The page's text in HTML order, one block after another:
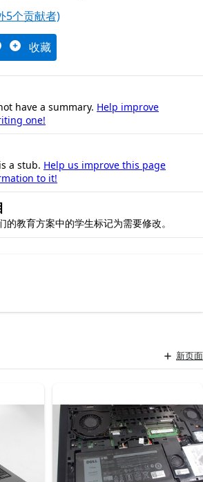
5个贡献者)
收藏
have a summary. Help improve
one!
a stub. Help us improve this page
to it!
的教育方案中的学生标记为需要修改。
新页面